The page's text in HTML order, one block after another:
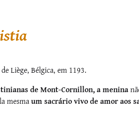
Liège, Bélgica, em 1193.
de Mont-Cornillon, a menina
mesmaum sacrário vivo de amor aos